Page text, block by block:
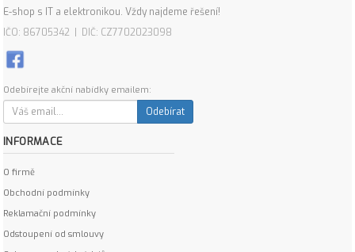
E-shop s IT a elektronikou. Vždy najdeme řešení!
IČO: 86705342 | DIČ: CZ7702023098
Odebírejte akční nabídky emailem:
Odebírat
INFORMACE
O firmě
Obchodní podmínky
Reklamační podmínky
Odstoupení od smlouvy